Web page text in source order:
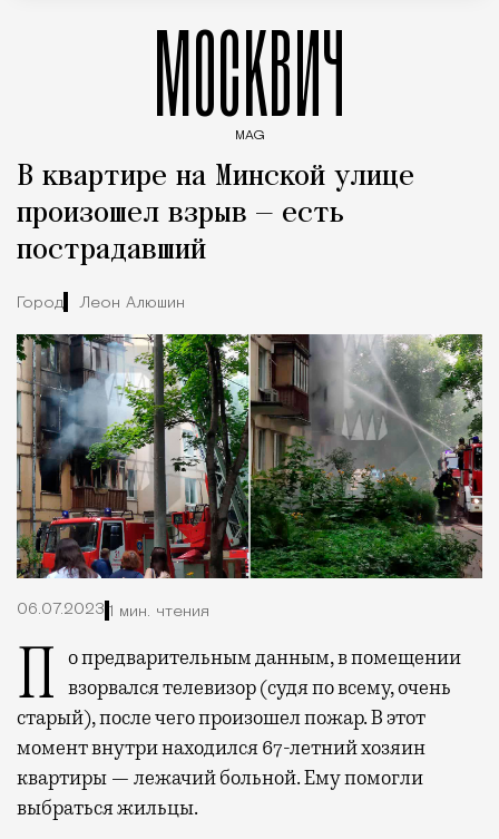
МОСКВИЧ
MAG
В квартире на Минской улице
произошел взрыв — есть
пострадавший
Город Леон Алюшин
06.07.2023 1 мин. чтения
По предварительным данным, в помещении взорвался телевизор (судя по всему, очень
старый), после чего произошел пожар. В этот
момент внутри находился 67-летний хозяин
квартиры — лежачий больной. Ему помогли
выбраться жильцы.